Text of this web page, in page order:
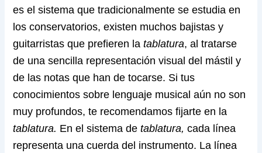
es el sistema que tradicionalmente se estudia en
los conservatorios, existen muchos bajistas y
guitarristas que prefieren latablatura, al tratarse
de una sencilla representación visual del mástil y
de las notas que han de tocarse. Si tus
conocimientos sobre lenguaje musical aún no son
muy profundos, te recomendamos fijarte en la
tablatura. En el sistema detablatura,cada línea
representa una cuerda del instrumento. La línea